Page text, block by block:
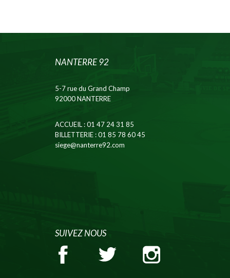
NANTERRE 92
5-7 rue du Grand Champ
92000 NANTERRE
ACCUEIL: 01 47 24 31 85
BILLETTERIE: 01 85 78 60 45
siege@nanterre92.com
SUIVEZ NOUS